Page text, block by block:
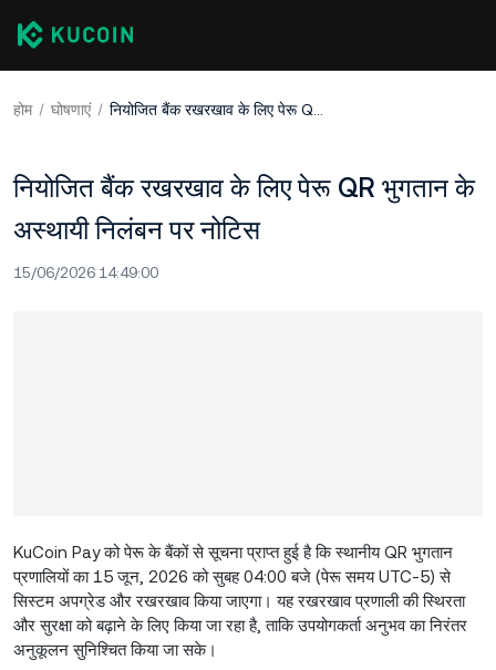
होम घोषणाएं नियोजित बैंक रखरखाव के लिए पेरू QR भुगतान के अस्थायी निलंबन पर नोटिस
नियोजित बैंक रखरखाव के लिए पेरू QR भुगतान के
अस्थायी निलंबन पर नोटिस
15/06/2026 14:49:00
KuCoin Pay को पेरू के बैंकों से सूचना प्राप्त हुई है कि स्थानीय QR भुगतान
प्रणालियों का 15 जून, 2026 को सुबह 04:00 बजे (पेरू समय UTC-5) से
सिस्टम अपग्रेड और रखरखाव किया जाएगा। यह रखरखाव प्रणाली की स्थिरता
और सुरक्षा को बढ़ाने के लिए किया जा रहा है, ताकि उपयोगकर्ता अनुभव का निरंतर
अनुकूलन सुनिश्चित किया जा सके।